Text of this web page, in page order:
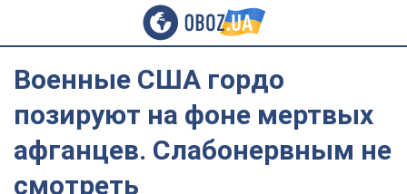
Военные США гордо
позируют на фоне мертвых
афганцев. Слабонервным не
смотреть